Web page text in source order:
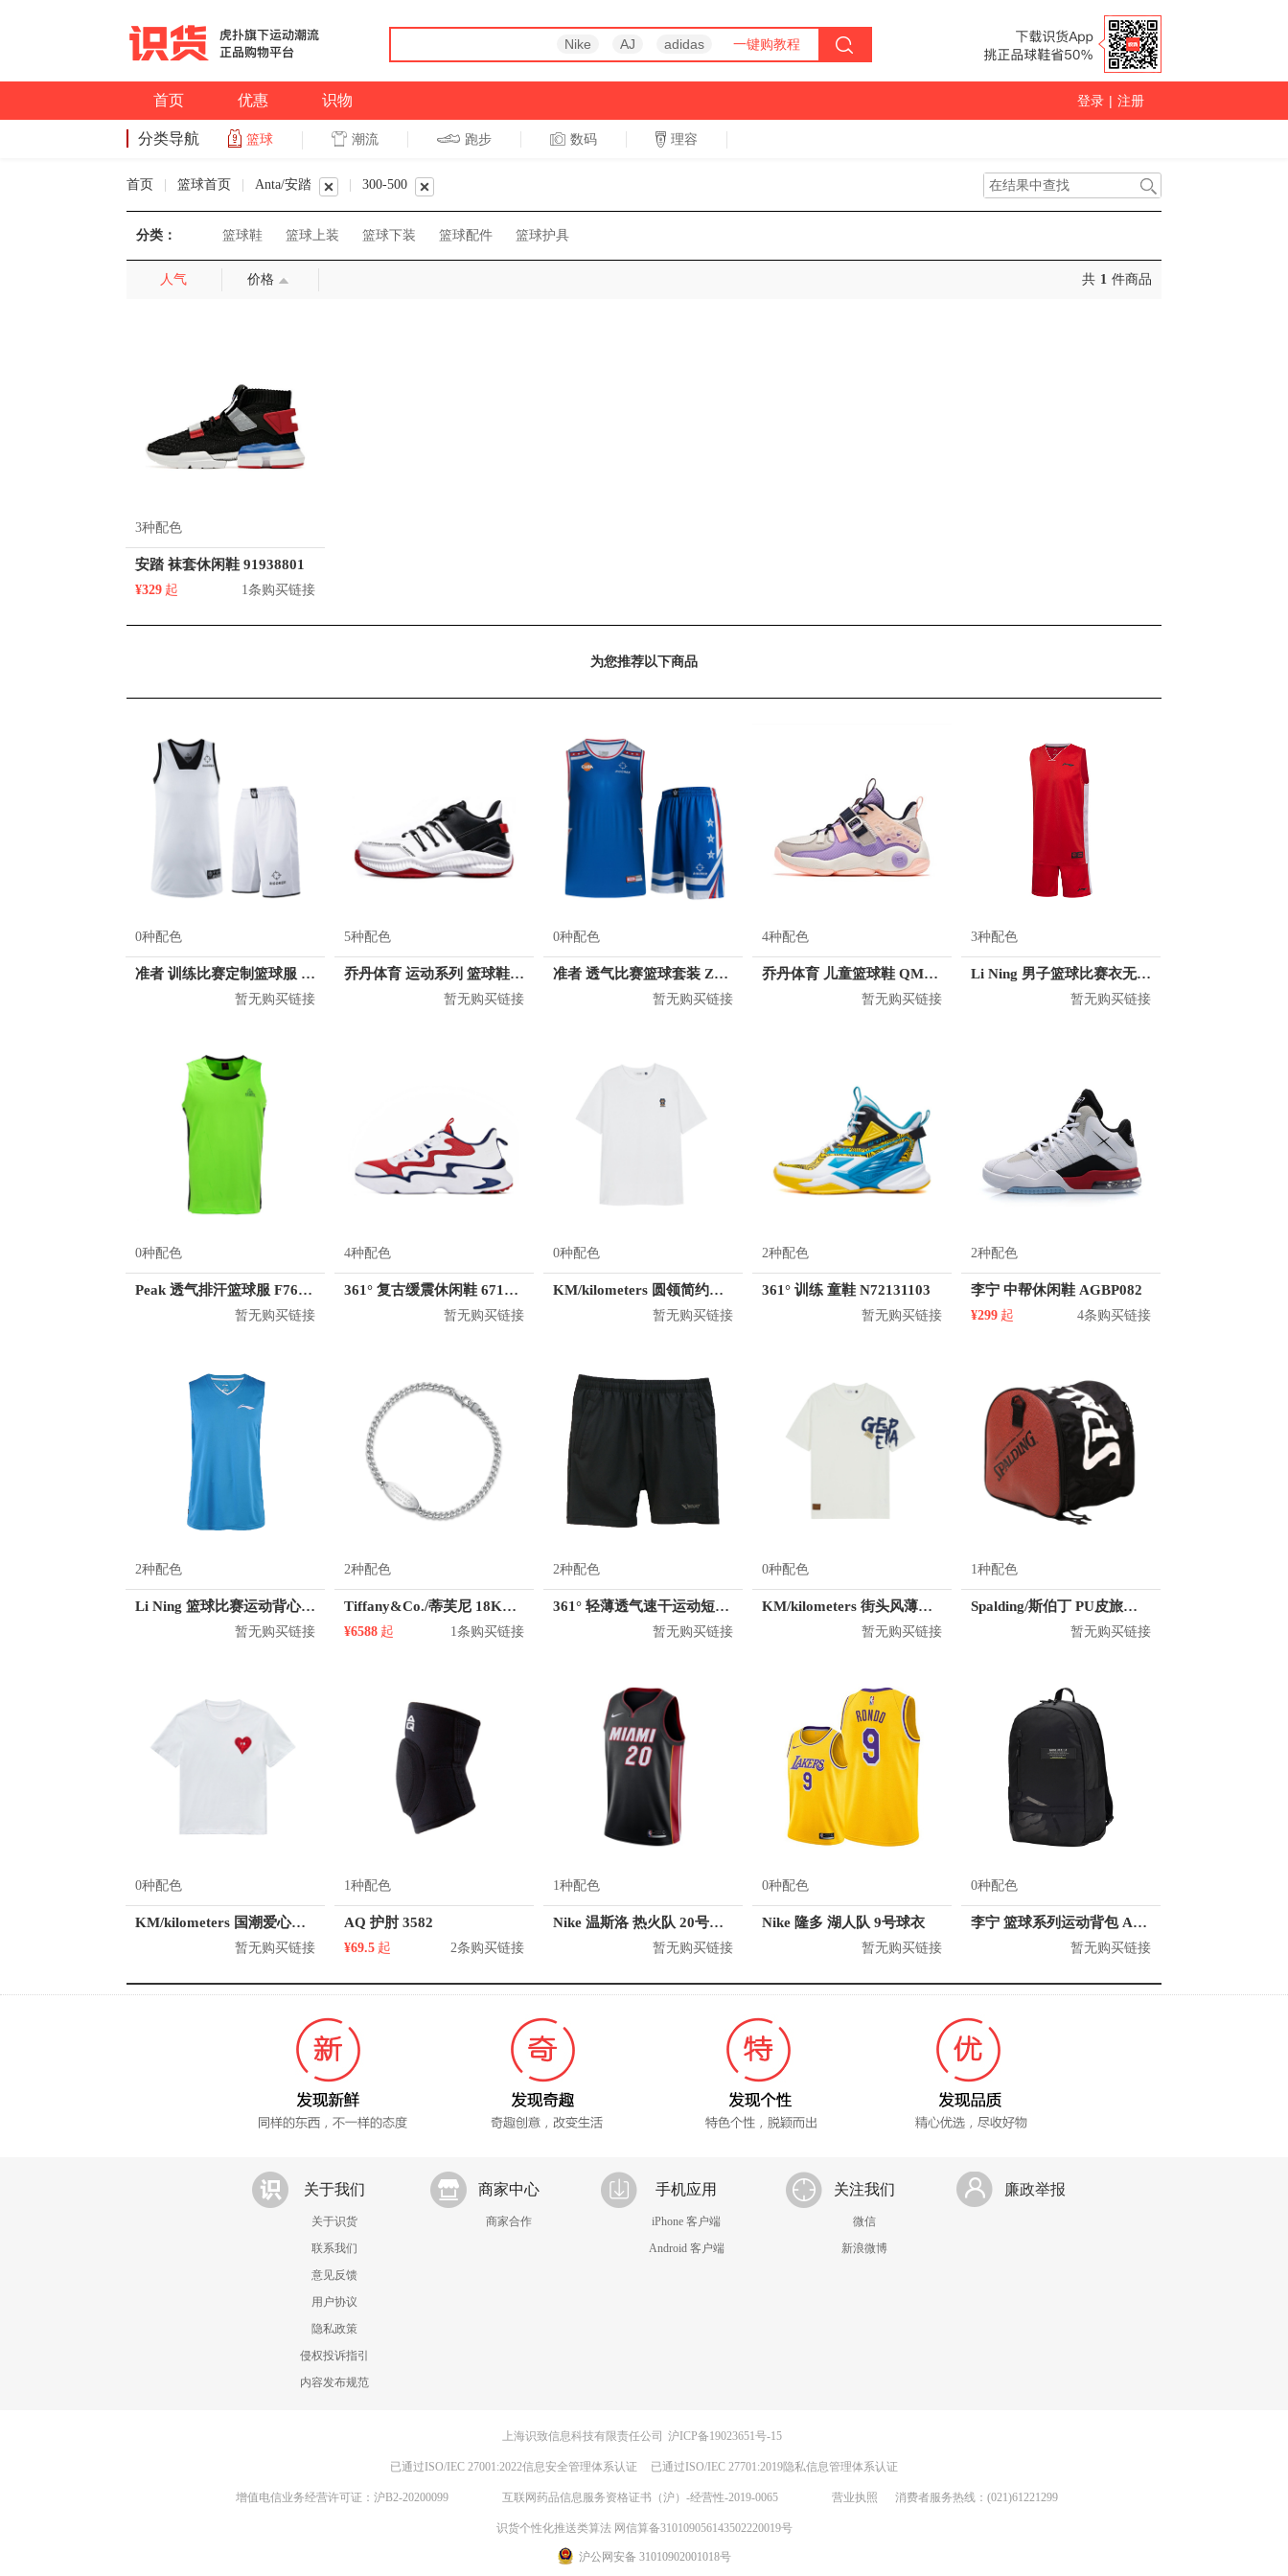
Nike AJ adidas 一键购教程
首页 优惠 识物 登录 | 注册
分类导航 篮球 潮流 跑步 数码 理容
首页 篮球首页 Anta/安踏 300-500
分类： 篮球鞋 篮球上装 篮球下装 篮球配件 篮球护具
人气 价格 共 1 件商品
3种配色
安踏 袜套休闲鞋 91938801
¥329 起 1条购买链接
为您推荐以下商品
0种配色
准者 训练比赛定制篮球服 Z17110105
暂无购买链接
5种配色
乔丹体育 运动系列 篮球鞋 XM25200111
暂无购买链接
0种配色
准者 透气比赛篮球套装 Z118210177
暂无购买链接
4种配色
乔丹体育 儿童篮球鞋 QM1160105
暂无购买链接
3种配色
Li Ning 男子篮球比赛衣无袖短裤运动套装 AATM037
暂无购买链接
0种配色
Peak 透气排汗篮球服 F762101
暂无购买链接
4种配色
361° 复古缓震休闲鞋 671916743
暂无购买链接
0种配色
KM/kilometers 圆领简约短袖T恤 M2X2108073
暂无购买链接
2种配色
361° 训练 童鞋 N72131103
暂无购买链接
2种配色
李宁 中帮休闲鞋 AGBP082
¥299 起 4条购买链接
2种配色
Li Ning 篮球比赛运动背心 AAYH073
暂无购买链接
2种配色
Tiffany&Co./蒂芙尼 18K金玫瑰金镶嵌钻石手链
¥6588 起 1条购买链接
2种配色
361° 轻薄透气速干运动短裤 QQ2122001B
暂无购买链接
0种配色
KM/kilometers 街头风薄款印花短袖T恤 男女同款 M2X2108248
暂无购买链接
1种配色
Spalding/斯伯丁 PU皮旅行训练包
暂无购买链接
0种配色
KM/kilometers 国潮爱心短袖T恤 M2X2108466
暂无购买链接
1种配色
AQ 护肘 3582
¥69.5 起 2条购买链接
1种配色
Nike 温斯洛 热火队 20号球衣
暂无购买链接
0种配色
Nike 隆多 湖人队 9号球衣
暂无购买链接
0种配色
李宁 篮球系列运动背包 ABSQ064
暂无购买链接
关于我们
关于识货
联系我们
意见反馈
用户协议
隐私政策
侵权投诉指引
内容发布规范
商家中心
商家合作
手机应用
iPhone 客户端
Android 客户端
关注我们
微信
新浪微博
廉政举报
上海识致信息科技有限责任公司 沪ICP备19023651号-15
已通过ISO/IEC 27001:2022信息安全管理体系认证 已通过ISO/IEC 27701:2019隐私信息管理体系认证
增值电信业务经营许可证：沪B2-20200099 互联网药品信息服务资格证书（沪）-经营性-2019-0065 营业执照 消费者服务热线：(021)61221299
识货个性化推送类算法 网信算备310109056143502220019号
沪公网安备 31010902001018号